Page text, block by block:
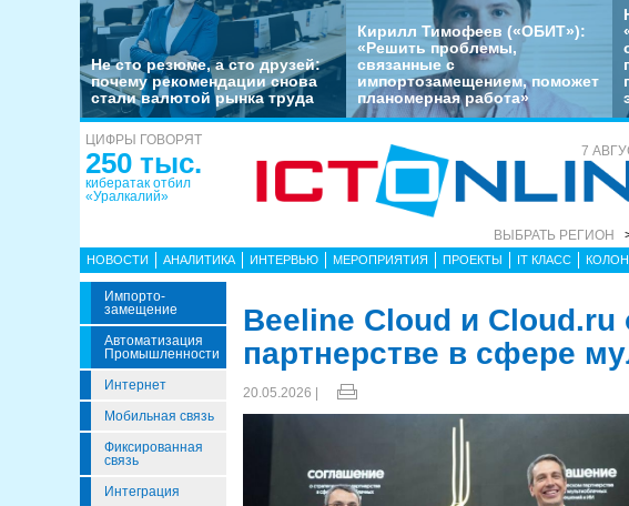
Не сто резюме, а сто друзей:
почему рекомендации снова
стали валютой рынка труда
Кирилл Тимофеев («ОБИТ»):
«Решить проблемы,
связанные с
импортозамещением, поможет
планомерная работа»
ЦИФРЫ ГОВОРЯТ
250 тыс.
кибератак отбил
«Уралкалий»
7
ВЫБРАТЬ РЕГИОН
НОВОСТИ АНАЛИТИКА ИНТЕРВЬЮ МЕРОПРИЯТИЯ ПРОЕКТЫ IT КЛАСС
Импорто­
Замещение
Автоматизация
Промышленности
Интернет
Мобильная связь
Фиксированная
связь
Интеграция
Beeline Cloud и Cloud.ru
партнерстве в сфере
20.05.2026 |